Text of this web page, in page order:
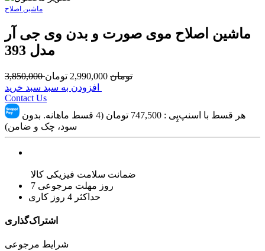
ماشین اصلاح
ماشین اصلاح موی صورت و بدن وی جی آر
مدل 393
3,850,000 تومان 2,990,000 تومان
Contact Us
هر قسط با اسنپ‌پِی : 747,500
تومان (4 قسط ماهانه. بدون
سود، چک و ضامن)
ضمانت سلامت فیزیکی کالا
7 روز مهلت مرجوعی
حداکثر 4 روز کاری
اشتراک‌گذاری
شرایط مرجوعی